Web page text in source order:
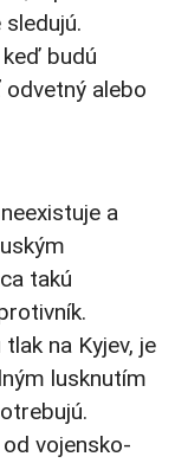
budú
alebo
a
takú
na Kyjev, je
lusknutím
vojensko-